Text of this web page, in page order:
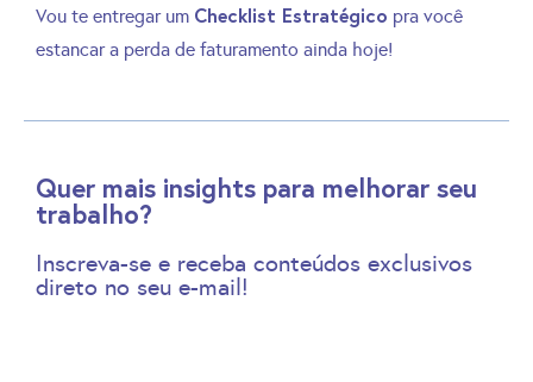
Vou te entregar um Checklist Estratégico pra você
estancar a perda de faturamento ainda hoje!
Quer mais insights para melhorar seu
trabalho?
Inscreva-se e receba conteúdos exclusivos
direto no seu e-mail!